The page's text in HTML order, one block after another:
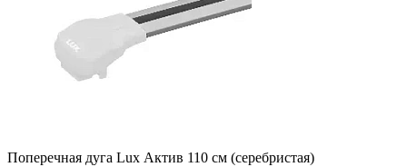
Поперечная дуга Lux Актив 110 см (серебристая)